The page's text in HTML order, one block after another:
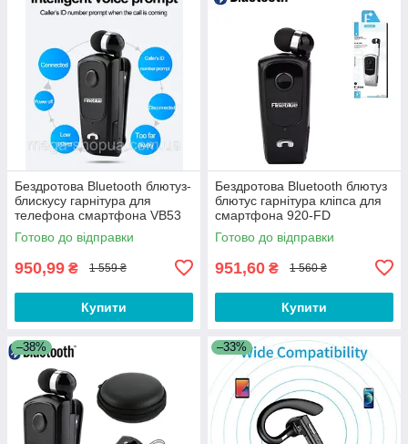
Бездротова Bluetooth блютуз-
блискусу гарнітура для
телефона смартфона VB53
Чорна
Готово до відправки
950,99 ₴ 1 559 ₴
Купити
Бездротова Bluetooth блютуз
блютус гарнітура кліпса для
смартфона 920-FD
Готово до відправки
951,60 ₴ 1 560 ₴
Купити
–38% –33%